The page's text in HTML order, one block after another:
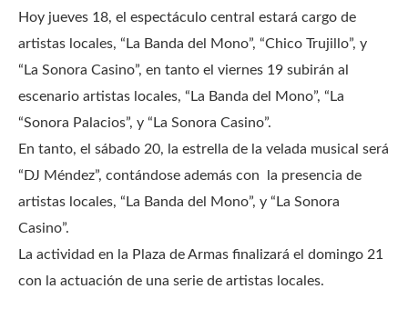
Hoy jueves 18, el espectáculo central estará cargo de
artistas locales, “La Banda del Mono”, “Chico Trujillo”, y
“La Sonora Casino”, en tanto el viernes 19 subirán al
escenario artistas locales, “La Banda del Mono”, “La
“Sonora Palacios”, y “La Sonora Casino”.
En tanto, el sábado 20, la estrella de la velada musical será
“DJ Méndez”, contándose además con la presencia de
artistas locales, “La Banda del Mono”, y “La Sonora
Casino”.
La actividad en la Plaza de Armas finalizará el domingo 21
con la actuación de una serie de artistas locales.